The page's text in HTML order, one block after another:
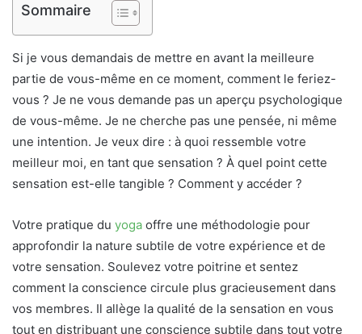
Sommaire
Si je vous demandais de mettre en avant la meilleure
partie de vous-même en ce moment, comment le feriez-
vous ? Je ne vous demande pas un aperçu psychologique
de vous-même. Je ne cherche pas une pensée, ni même
une intention. Je veux dire : à quoi ressemble votre
meilleur moi, en tant que sensation ? À quel point cette
sensation est-elle tangible ? Comment y accéder ?
Votre pratique du yoga offre une méthodologie pour
approfondir la nature subtile de votre expérience et de
votre sensation. Soulevez votre poitrine et sentez
comment la conscience circule plus gracieusement dans
vos membres. Il allège la qualité de la sensation en vous
tout en distribuant une conscience subtile dans tout votre